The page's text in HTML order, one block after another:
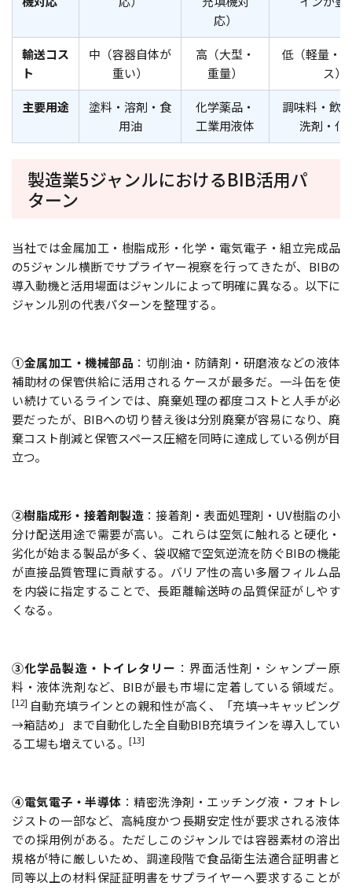
応）
輸送コス
ト
中（容器自体が
重い）
高（大型・
重量）
低（軽量・
ス）
主要用途
塗料・溶剤・食
用油
化学薬品・
工業用液体
調味料・飲
洗剤・化
製造業5ジャンルにおけるBIB活用パ
ターン
当社では金属加工・樹脂成形・化学・電気電子・組立完成品
の5ジャンル横断でサプライヤー視察を行ってきたが、BIBの
導入動機と活用場面はジャンルによって明確に異なる。以下に
ジャンル別の代表パターンを整理する。
①金属加工・機械部品 ：切削油・防錆剤・研磨液などの液体
補助材の保管供給に活用されるケースが最多だ。一斗缶を使
い続けているラインでは、廃棄処理の都度コストと人手が必
要だったが、BIBへの切り替え後は分別廃棄が容易になり、廃
棄コスト削減と保管スペース圧縮を同時に達成している例が目
立つ。
②樹脂成形・接着剤製造：接着剤・表面処理剤・UV樹脂の小
分け配送用途で需要が高い。これらは空気に触れると硬化・
劣化が始まる製品が多く、袋収縮で空気逆流を防ぐBIBの機能
が直接品質管理に貢献する。バリア性の高い多層フィルム品
を内袋に指定することで、長距離輸送時の品質保証がしやす
くなる。
③化学品製造・トイレタリー ：界面活性剤・シャンプー原
料・液体洗剤など、BIBが最も市場に定着している領域だ。
[12] 自動充填ラインとの親和性が高く、「充填→キャッピング
→箱詰め」まで自動化した全自動BIB充填ラインを導入してい
る工場も増えている。 [13]
④電気電子・半導体 ：精密洗浄剤・エッチング液・フォトレ
ジストの一部など、高純度かつ長期安定性が要求される液体
での採用例がある。ただしこのジャンルでは容器素材の溶出
規格が特に厳しいため、調達段階で食品衛生法適合証明書と
同等以上の材料保証証明書をサプライヤーへ要求することが